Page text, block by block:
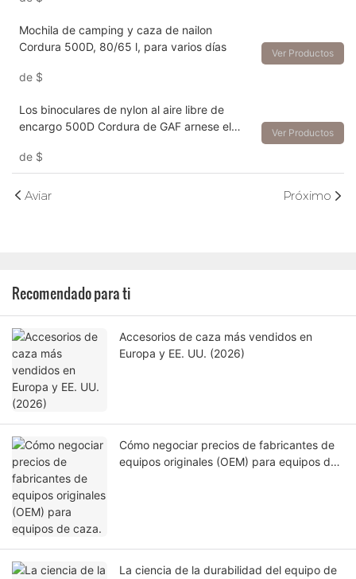
Mochila de camping y caza de nailon
Cordura 500D, 80/65 l, para varios días
de $
Ver Productos
Los binoculares de nylon al aire libre de
encargo 500D Cordura de GAF arnese el
camuflaje
de $
Ver Productos
Aviar Próximo
Recomendado para ti
Accesorios de caza más vendidos en
Europa y EE. UU. (2026)
Cómo negociar precios de fabricantes de
equipos originales (OEM) para equipos de
La ciencia de la durabilidad del equipo de